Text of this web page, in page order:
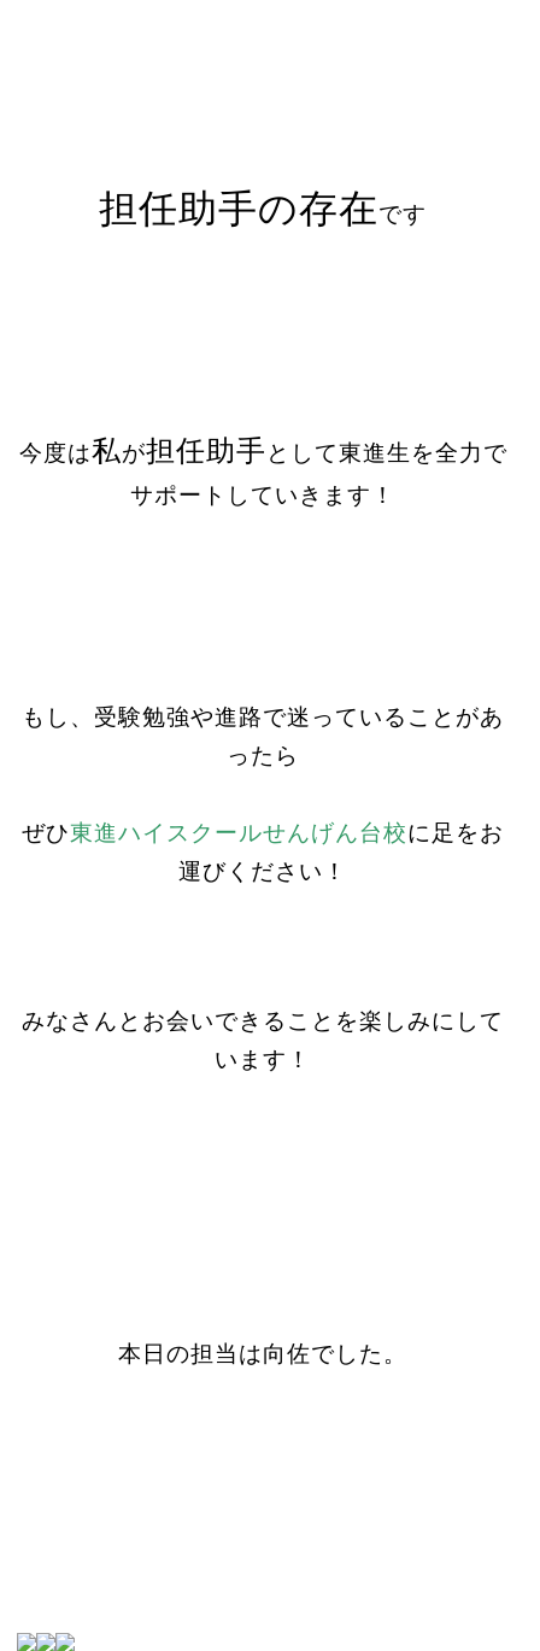
担任助手の存在です
今度は私が担任助手 として東進生を全力で
サポートしていきます！
もし、受験勉強や進路で迷っていることがあ
ったら
ぜひ東進ハイスクールせんげん台校に足をお
運びください！
みなさんとお会いできることを楽しみにして
います！
本日の担当は向佐でした。